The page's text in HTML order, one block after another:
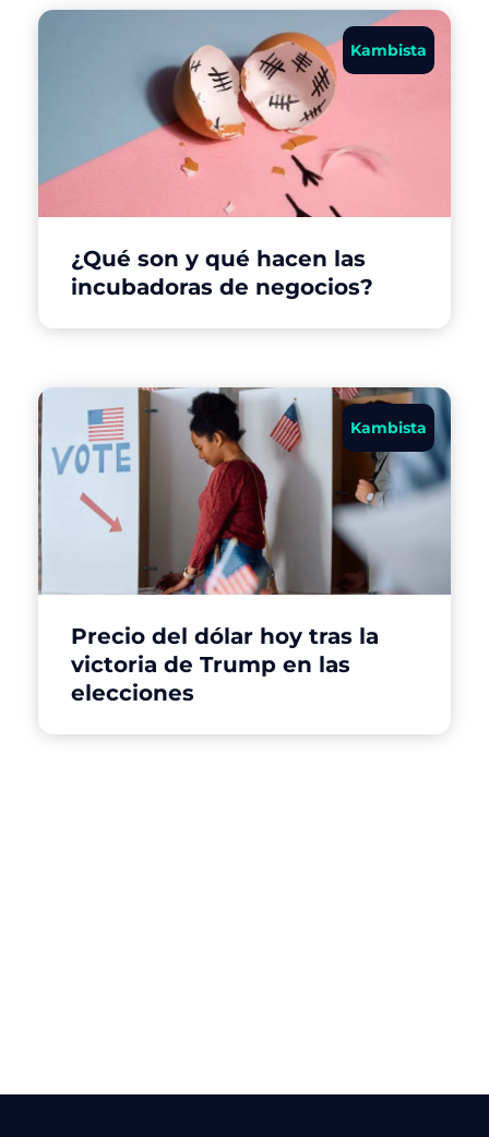
Kambista
¿Qué son y qué hacen las
incubadoras de negocios?
Kambista
Precio del dólar hoy tras la
victoria de Trump en las
elecciones